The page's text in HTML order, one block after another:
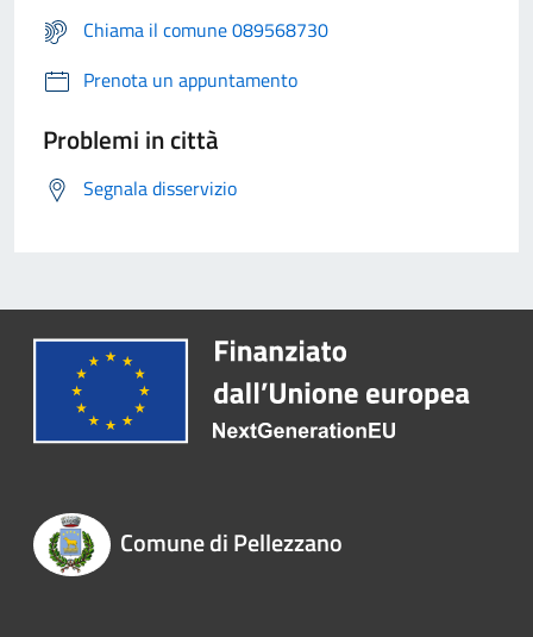
Chiama il comune 089568730
Prenota un appuntamento
Problemi in città
Segnala disservizio
Comune di Pellezzano